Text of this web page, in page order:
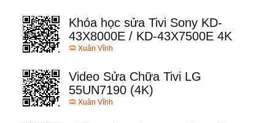
Khóa học sửa Tivi Sony KD-
43X8000E / KD-43X7500E 4K
Xuân Vĩnh
Video Sửa Chữa Tivi LG
55UN7190 (4K)
Xuân Vĩnh